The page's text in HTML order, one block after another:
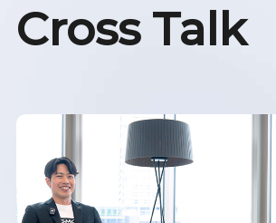
Cross Talk